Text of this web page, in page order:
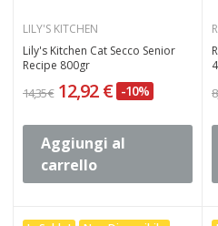
LILY'S KITCHEN
Lily's Kitchen Cat Secco Senior
Recipe 800gr
14,35 € 12,92 € -10%
Aggiungi al
carrello